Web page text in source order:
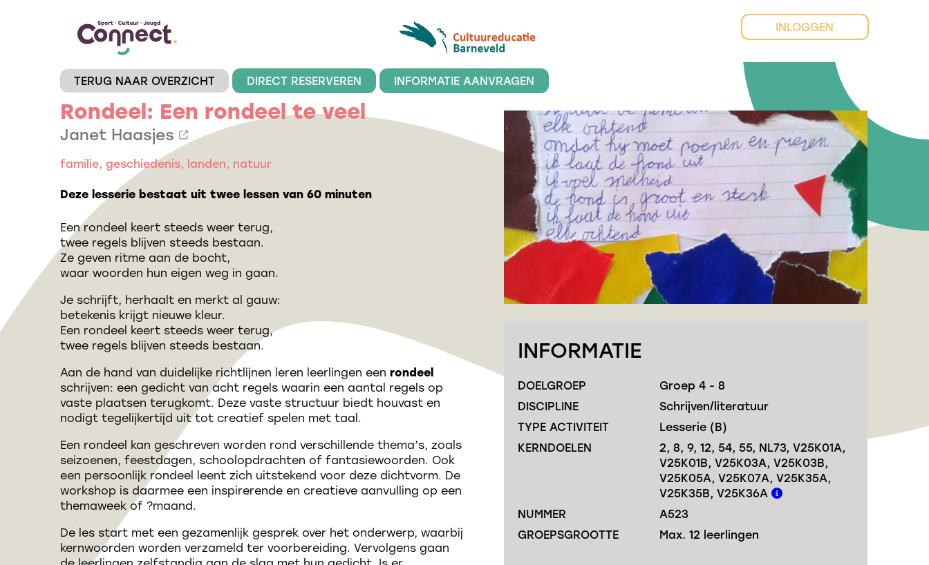
INLOGGEN
TERUG NAAR OVERZICHT DIRECT RESERVEREN INFORMATIE AANVRAGEN
Rondeel: Een rondeel te veel
Janet Haasjes
familie, geschiedenis, landen, natuur
Deze lesserie bestaat uit twee lessen van 60 minuten
Een rondeel keert steeds weer terug,
twee regels blijven steeds bestaan.
Ze geven ritme aan de bocht,
waar woorden hun eigen weg in gaan.
Je schrijft, herhaalt en merkt al gauw:
betekenis krijgt nieuwe kleur.
Een rondeel keert steeds weer terug,
twee regels blijven steeds bestaan.
Aan de hand van duidelijke richtlijnen leren leerlingen eenrondeel
schrijven: een gedicht van acht regels waarin een aantal regels op
vaste plaatsen terugkomt. Deze vaste structuur biedt houvast en
nodigt tegelijkertijd uit tot creatief spelen met taal.
Een rondeel kan geschreven worden rond verschillende thema’s, zoals
seizoenen, feestdagen, schoolopdrachten of fantasiewoorden. Ook
een persoonlijk rondeel leent zich uitstekend voor deze dichtvorm. De
workshop is daarmee een inspirerende en creatieve aanvulling op een
themaweek of ?maand.
De les start met een gezamenlijk gesprek over het onderwerp, waarbij
kernwoorden worden verzameld ter voorbereiding. Vervolgens gaan
INFORMATIE
DOELGROEP
Groep 4 - 8
DISCIPLINE
Schrijven/literatuur
TYPE ACTIVITEIT
Lesserie (B)
KERNDOELEN
2, 8, 9, 12, 54, 55, NL73, V25K01A,
V25K01B, V25K03A, V25K03B,
V25K05A, V25K07A, V25K35A,
V25K35B, V25K36A
NUMMER
A523
GROEPSGROOTTE
Max. 12 leerlingen